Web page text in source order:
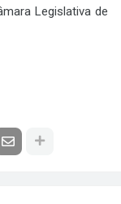
Legislativa de